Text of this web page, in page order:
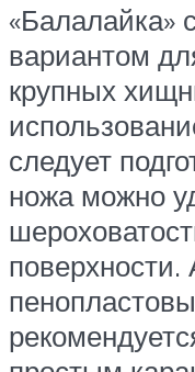
«Балалайка»
вариантом
крупных
следует
ножа можно
поверхности.